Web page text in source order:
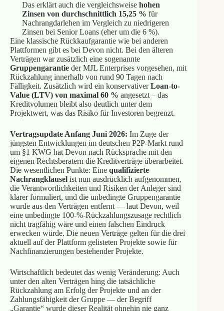
Das erklärt auch die vergleichsweise hohen
Zinsen von durchschnittlich 15,25 % für
Nachrangdarlehen im Vergleich zu niedrigeren
Zinsen bei Senior Loans (eher um die 6 %).
Eine klassische Rückkaufgarantie wie bei anderen
Plattformen gibt es bei Devon nicht. Bei den älteren
Verträgen war zusätzlich eine sogenannte
Gruppengarantieder MJL Enterprises vorgesehen, mit
Rückzahlung innerhalb von rund 90 Tagen nach
Fälligkeit. Zusätzlich wird ein konservativerLoan-to-
Value (LTV) von maximal 60 % angesetzt – das
Kreditvolumen bleibt also deutlich unter dem
Projektwert, was das Risiko für Investoren begrenzt.
Vertragsupdate Anfang Juni 2026: Im Zuge der
jüngsten Entwicklungen im deutschen P2P-Markt rund
um §1 KWG hat Devon nach Rücksprache mit den
eigenen Rechtsberatern die Kreditverträge überarbeitet.
Die wesentlichen Punkte: Eine qualifizierte
Nachrangklauselist nun ausdrücklich aufgenommen,
die Verantwortlichkeiten und Risiken der Anleger sind
klarer formuliert, und die unbedingte Gruppengarantie
wurde aus den Verträgen entfernt — laut Devon, weil
eine unbedingte 100-%-Rückzahlungszusage rechtlich
nicht tragfähig wäre und einen falschen Eindruck
erwecken würde. Die neuen Verträge gelten für die drei
aktuell auf der Plattform gelisteten Projekte sowie für
Nachfinanzierungen bestehender Projekte.
Wirtschaftlich bedeutet das wenig Veränderung: Auch
unter den alten Verträgen hing die tatsächliche
Rückzahlung am Erfolg der Projekte und an der
Zahlungsfähigkeit der Gruppe — der Begriff
„Garantie“ wurde dieser Realität ohnehin nie ganz